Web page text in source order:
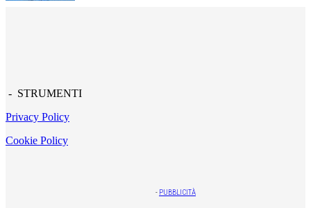
- STRUMENTI
Privacy Policy
Cookie Policy
- PUBBLICITÀ